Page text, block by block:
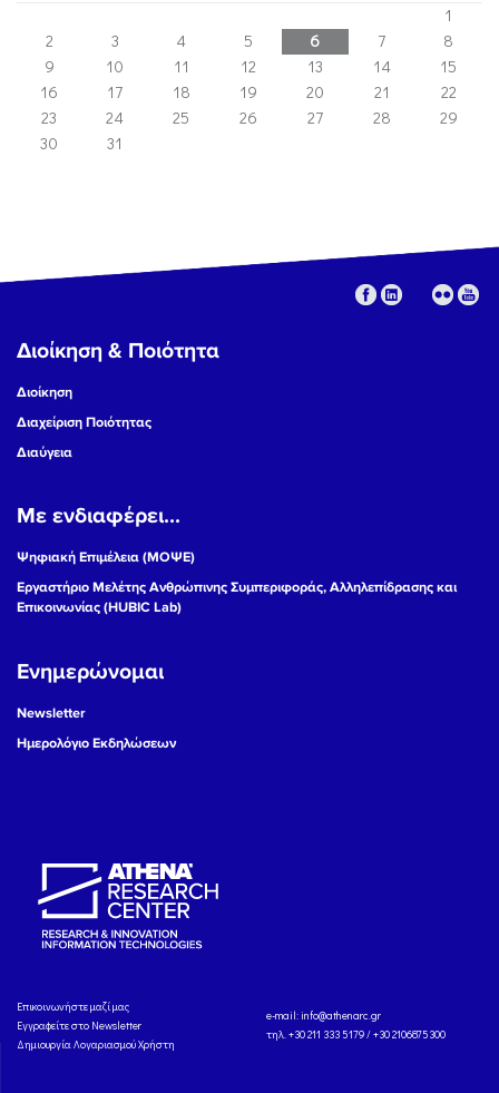
1
2
3 4 5 6 7
8
9
10 11 12 13 14
15
16
17 18 19 20 21
22
23
24 25 26 27 28
29
30
31
Διοίκηση & Ποιότητα
Διοίκηση
Διαχείριση Ποιότητας
Διαύγεια
Με ενδιαφέρει...
Ψηφιακή Επιμέλεια (ΜΟΨΕ)
Εργαστήριο Μελέτης Ανθρώπινης Συμπεριφοράς, Αλληλεπίδρασης και
Επικοινωνίας (HUBIC Lab)
Ενημερώνομαι
Newsletter
Ημερολόγιο Εκδηλώσεων
Eπικοινωνήστε μαζί μας
Εγγραφείτε στο Newsletter
Δημιουργία Λογαριασμού Χρήστη
e-mail: info@athenarc.gr
τηλ. +30 211 333 5179 / +30 2106875300